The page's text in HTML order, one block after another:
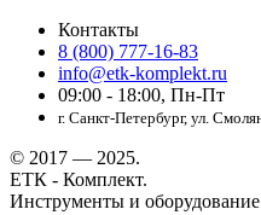
Контакты
8 (800) 777-16-83
info@etk-komplekt.ru
09:00 - 18:00, Пн-Пт
г. Санкт-Петербург, ул.
© 2017 — 2025.
ЕТК - Комплект.
Инструменты и оборудование